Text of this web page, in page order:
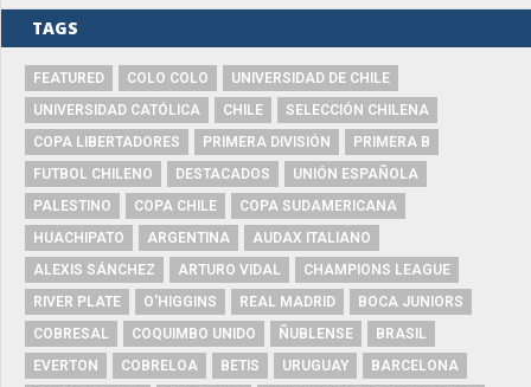
TAGS
FEATURED COLO COLO
UNIVERSIDAD DE CHILE
UNIVERSIDAD CATÓLICA
CHILE
SELECCIÓN CHILENA
COPA LIBERTADORES
PRIMERA DIVISIÓN
PRIMERA B
FUTBOL CHILENO
DESTACADOS
UNIÓN ESPAÑOLA
PALESTINO
COPA CHILE
COPA SUDAMERICANA
HUACHIPATO
ARGENTINA
AUDAX ITALIANO
ALEXIS SÁNCHEZ
ARTURO VIDAL
CHAMPIONS LEAGUE
RIVER PLATE
O'HIGGINS REAL MADRID
BOCA JUNIORS
COBRESAL
COQUIMBO UNIDO ÑUBLENSE
BRASIL
EVERTON
COBRELOA BETIS URUGUAY
BARCELONA